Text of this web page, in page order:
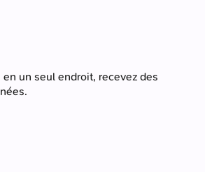
un seul endroit, recevez des